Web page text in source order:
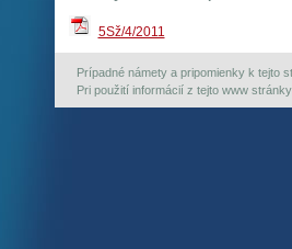
5Sž/4/2011
Prípadné námety a pripomienky k tejto
Pri použití informácií z tejto www